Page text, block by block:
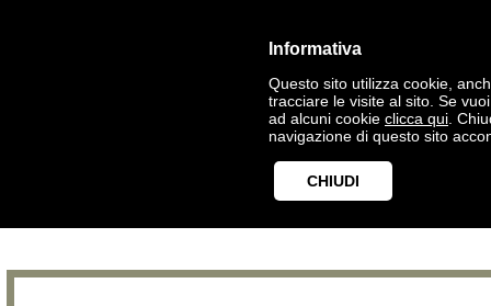
Informativa
Questo sito utilizza cookie,
tracciare le visite al sito. Se
ad alcuni cookie clicca qui .
navigazione di questo sito
CHIUDI